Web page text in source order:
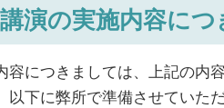
演の実施内容に
容につきましては、上記の内
以下に弊所で準備させていた